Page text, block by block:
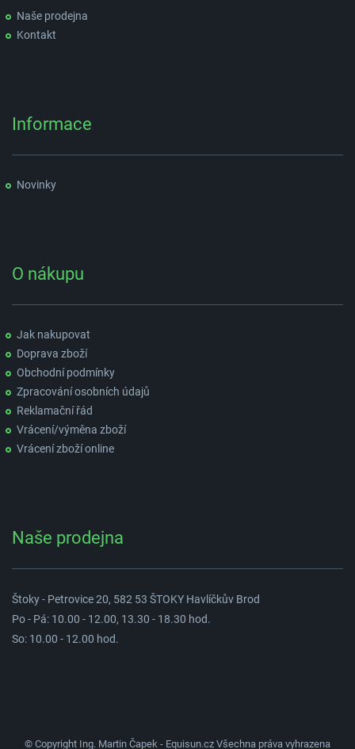
Naše prodejna
Kontakt
Informace
Novinky
O nákupu
Jak nakupovat
Doprava zboží
Obchodní podmínky
Zpracování osobních údajů
Reklamační řád
Vrácení/výměna zboží
Vrácení zboží online
Naše prodejna
Štoky - Petrovice 20, 582 53 ŠTOKY Havlíčkův Brod
Po - Pá: 10.00 - 12.00, 13.30 - 18.30 hod.
So: 10.00 - 12.00 hod.
© Copyright Ing. Martin Čapek - Equisun.cz Všechna práva vyhrazena